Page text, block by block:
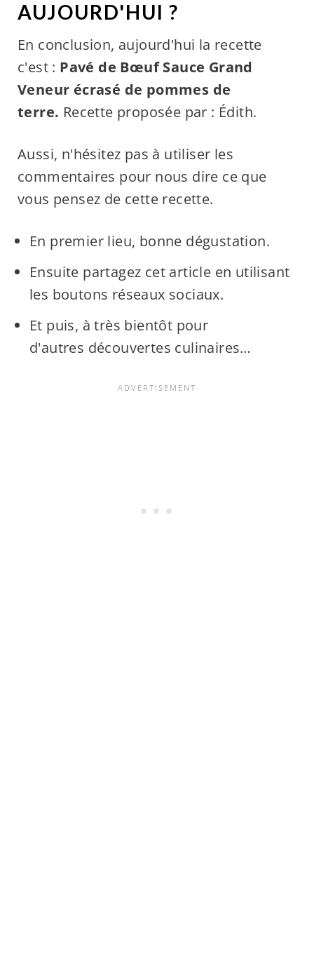
AUJOURD'HUI ?
En conclusion, aujourd'hui la recette
c'est : Pavé de Bœuf Sauce Grand
Veneur écrasé de pommes de
terre. Recette proposée par : Édith.
Aussi, n'hésitez pas à utiliser les
commentaires pour nous dire ce que
vous pensez de cette recette.
En premier lieu, bonne dégustation.
Ensuite partagez cet article en utilisant
les boutons réseaux sociaux.
Et puis, à très bientôt pour
d'autres découvertes culinaires…